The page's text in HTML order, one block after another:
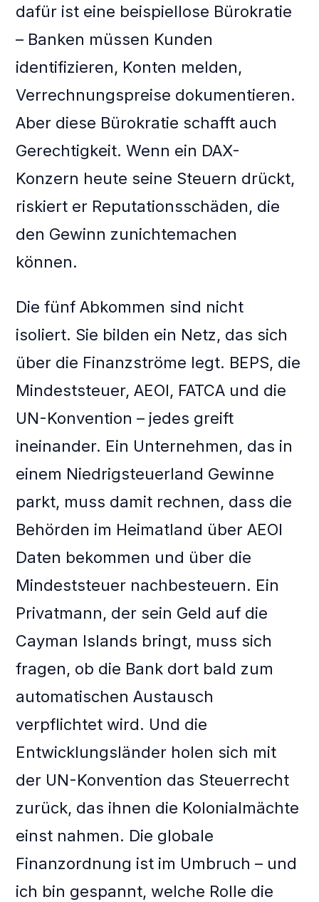
dafür ist eine beispiellose Bürokratie
– Banken müssen Kunden
identifizieren, Konten melden,
Verrechnungspreise dokumentieren.
Aber diese Bürokratie schafft auch
Gerechtigkeit. Wenn ein DAX-
Konzern heute seine Steuern drückt,
riskiert er Reputationsschäden, die
den Gewinn zunichtemachen
können.
Die fünf Abkommen sind nicht
isoliert. Sie bilden ein Netz, das sich
über die Finanzströme legt. BEPS, die
Mindeststeuer, AEOI, FATCA und die
UN-Konvention – jedes greift
ineinander. Ein Unternehmen, das in
einem Niedrigsteuerland Gewinne
parkt, muss damit rechnen, dass die
Behörden im Heimatland über AEOI
Daten bekommen und über die
Mindeststeuer nachbesteuern. Ein
Privatmann, der sein Geld auf die
Cayman Islands bringt, muss sich
fragen, ob die Bank dort bald zum
automatischen Austausch
verpflichtet wird. Und die
Entwicklungsländer holen sich mit
der UN-Konvention das Steuerrecht
zurück, das ihnen die Kolonialmächte
einst nahmen. Die globale
Finanzordnung ist im Umbruch – und
ich bin gespannt, welche Rolle die